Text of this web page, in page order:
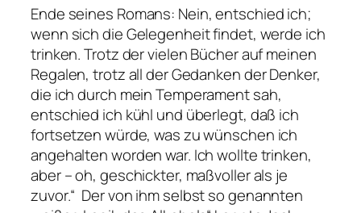
Ende seines Romans: Nein, entschied ich;
wenn sich die Gelegenheit findet, werde ich
trinken. Trotz der vielen Bücher auf meinen
Regalen, trotz all der Gedanken der Denker,
die ich durch mein Temperament sah,
entschied ich kühl und überlegt, daß ich
fortsetzen würde, was zu wünschen ich
angehalten worden war. Ich wollte trinken,
aber – oh, geschickter, maßvoller als je
zuvor.“ Der von ihm selbst so genannten